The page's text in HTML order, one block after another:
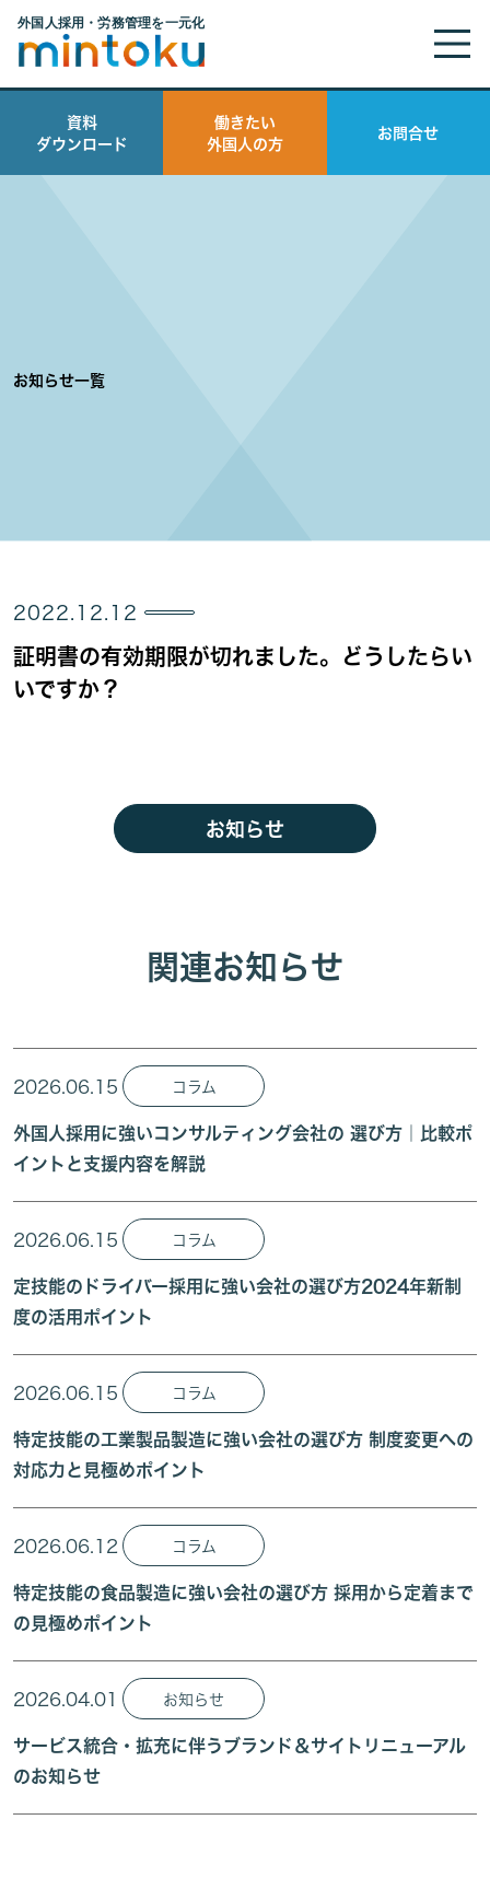
資料
ダウンロード
働きたい
外国人の方
お問合せ
お知らせ一覧
2022.12.12
証明書の有効期限が切れました。どうしたらい
いですか？
お知らせ
関連お知らせ
2026.06.15 コラム
外国人採用に強いコンサルティング会社の 選び方｜比較ポ
イントと支援内容を解説
2026.06.15 コラム
定技能のドライバー採用に強い会社の選び方2024年新制
度の活用ポイント
2026.06.15 コラム
特定技能の工業製品製造に強い会社の選び方 制度変更への
対応力と見極めポイント
2026.06.12 コラム
特定技能の食品製造に強い会社の選び方 採用から定着まで
の見極めポイント
2026.04.01 お知らせ
サービス統合・拡充に伴うブランド＆サイトリニューアル
のお知らせ